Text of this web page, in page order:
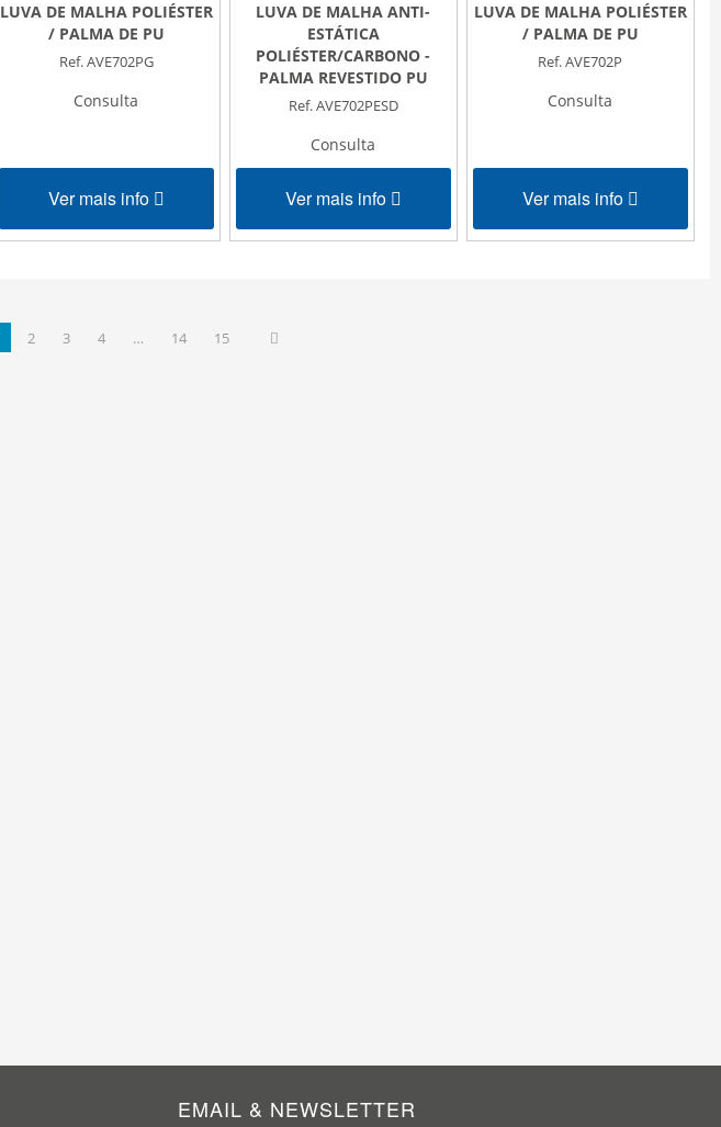
LUVA DE MALHA POLIÉSTER
/ PALMA DE PU
Ref. AVE702PG
Consulta
Ver mais info
LUVA DE MALHA ANTI-
ESTÁTICA
POLIÉSTER/CARBONO -
PALMA REVESTIDO PU
Ref. AVE702PESD
Consulta
Ver mais info
LUVA DE MALHA POLIÉSTER
/ PALMA DE PU
Ref. AVE702P
Consulta
Ver mais info
2 3 4 … 14 15
EMAIL & NEWSLETTER